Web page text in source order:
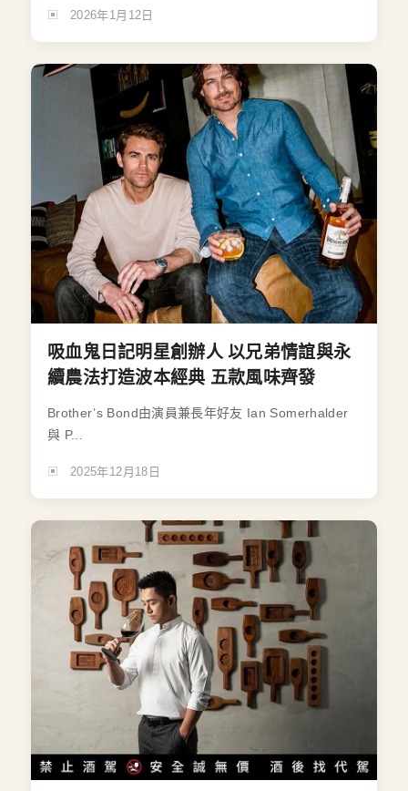
2026年1月12日
吸血鬼日記明星創辦人 以兄弟情誼與永
續農法打造波本經典 五款風味齊發
Brother’s Bond由演員兼長年好友 Ian Somerhalder
與 P...
2025年12月18日